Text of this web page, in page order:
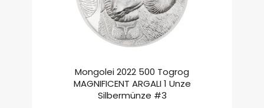
Mongolei 2022 500 Togrog
MAGNIFICENT ARGALI 1 Unze
Silbermünze #3